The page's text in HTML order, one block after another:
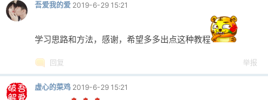
吾爱我的爱 2019-6-29 15:21
学习思路和方法，感谢，希望多多出点这种教程
回复 举报
虚心的菜鸡 2019-6-29 15:21